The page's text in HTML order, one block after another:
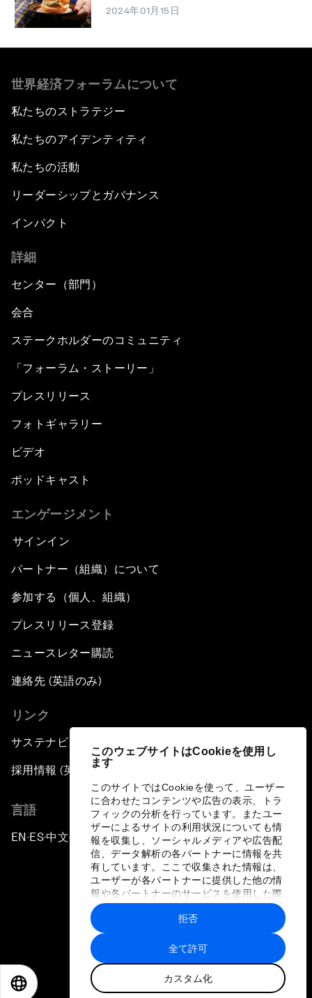
このウェブサイトはCookieを使用し
ます
このサイトではCookieを使って、ユーザー
に合わせたコンテンツや広告の表示、トラ
フィックの分析を行っています。またユー
ザーによるサイトの利用状況についても情
報を収集し、ソーシャルメディアや広告配
信、データ解析の各パートナーに情報を共
有しています。ここで収集された情報は、
ユーザーが各パートナーに提供した他の情
報や各パートナーのサービスを使用した際
に収集された情報と組み合わされ、各パー
トナーによって使用されることがありま
す。
全て許可
カスタム化
拒否
2024年01月15日
世界経済フォーラムについて
私たちのストラテジー
私たちのアイデンティティ
私たちの活動
リーダーシップとガバナンス
インパクト
詳細
センター（部門）
会合
ステークホルダーのコミュニティ
「フォーラム・ストーリー」
プレスリリース
フォトギャラリー
ビデオ
ポッドキャスト
エンゲージメント
サインイン
パートナー（組織）について
参加する（個人、組織）
プレスリリース登録
ニュースレター購読
連絡先 (英語のみ)
リンク
サステナビリティへの取り組み
採用情報 (英語のみ)
言語
EN ▪ES▪中文▪ 日本語
プライバシーポリシーと利用規約
サイトマップ
©
世界経済フォーラム